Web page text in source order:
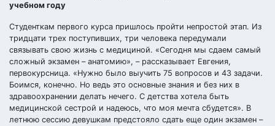
учебном году
Студенткам первого курса пришлось пройти непростой этап. Из
тридцати трех поступивших, три человека передумали
связывать свою жизнь с медициной. «Сегодня мы сдаем самый
сложный экзамен – анатомию», – рассказывает Евгения,
первокурсница. «Нужно было выучить 75 вопросов и 43 задачи.
Боимся, конечно. Но ведь это основные знания и без них в
здравоохранении делать нечего. С детства хотела быть
медицинской сестрой и надеюсь, что моя мечта сбудется». В
летнюю сессию девушкам предстояло сдать еще один экзамен –